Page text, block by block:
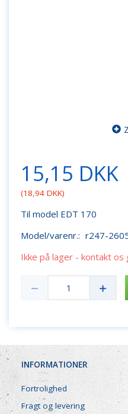
15,15 DKK
(18,94 DKK)
Til model EDT 170
Model/varenr.: r247-
Ikke på lager - kontakt
INFORMATIONER
Fortrolighed
Fragt og levering